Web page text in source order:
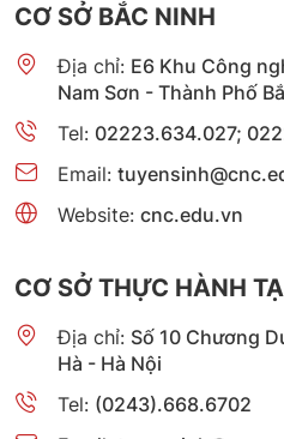
CƠ SỞ BẮC NINH
Địa chỉ: E6 Khu Công
Nam Sơn - Thành Phố
Tel: 02223.634.027;
Email:
Website: cnc.edu.vn
CƠ SỞ THỰC HÀNH
Địa chỉ: Số 10 Chương
Hà - Hà Nội
Tel: (0243).668.6702